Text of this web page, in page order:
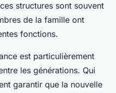
structures sont souvent
de la famille ont
fonctions.
est particulièrement
les générations. Qui
garantir que la nouvelle